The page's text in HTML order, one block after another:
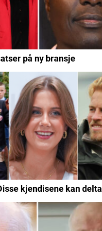
på ny bransje
kjendisene kan delta